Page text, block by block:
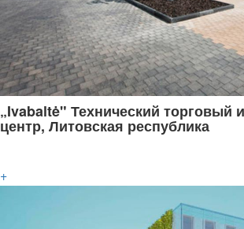
„Ivabaltė" Технический торговый
центр, Литовская республика
+